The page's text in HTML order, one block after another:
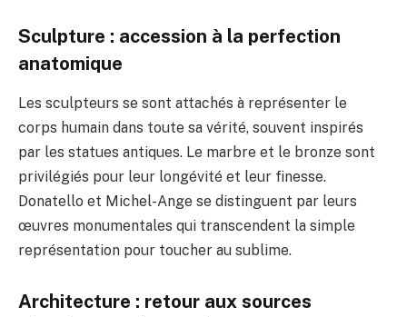
Sculpture : accession à la perfection
anatomique
Les sculpteurs se sont attachés à représenter le
corps humain dans toute sa vérité, souvent inspirés
par les statues antiques. Le marbre et le bronze sont
privilégiés pour leur longévité et leur finesse.
Donatello et Michel-Ange se distinguent par leurs
œuvres monumentales qui transcendent la simple
représentation pour toucher au sublime.
Architecture : retour aux sources